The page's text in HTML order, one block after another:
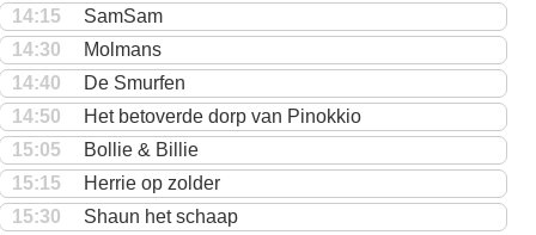
14:15
SamSam
14:30
Molmans
14:40
De Smurfen
14:50
Het betoverde dorp van Pinokkio
15:05
Bollie & Billie
15:15
Herrie op zolder
15:30
Shaun het schaap